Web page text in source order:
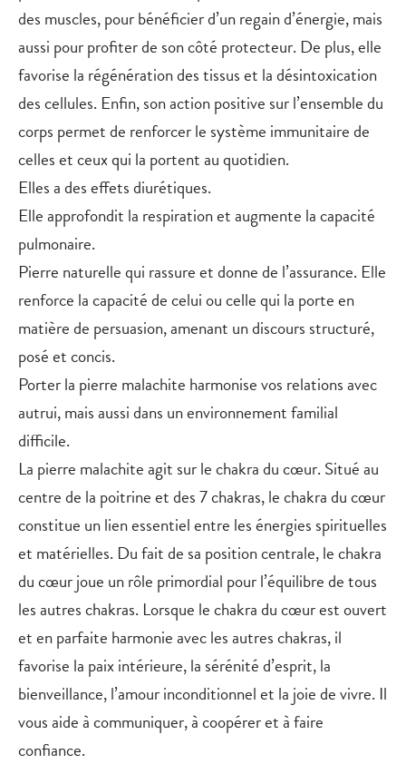
des muscles, pour bénéficier d’un regain d’énergie, mais
aussi pour profiter de son côté protecteur. De plus, elle
favorise la régénération des tissus et la désintoxication
des cellules. Enfin, son action positive sur l’ensemble du
corps permet de renforcer le système immunitaire de
celles et ceux qui la portent au quotidien.
Elles a des effets diurétiques.
Elle approfondit la respiration et augmente la capacité
pulmonaire.
Pierre naturelle qui rassure et donne de l’assurance. Elle
renforce la capacité de celui ou celle qui la porte en
matière de persuasion, amenant un discours structuré,
posé et concis.
Porter la pierre malachite harmonise vos relations avec
autrui, mais aussi dans un environnement familial
difficile.
La pierre malachite agit sur le chakra du cœur. Situé au
centre de la poitrine et des 7 chakras, le chakra du cœur
constitue un lien essentiel entre les énergies spirituelles
et matérielles. Du fait de sa position centrale, le chakra
du cœur joue un rôle primordial pour l’équilibre de tous
les autres chakras. Lorsque le chakra du cœur est ouvert
et en parfaite harmonie avec les autres chakras, il
favorise la paix intérieure, la sérénité d’esprit, la
bienveillance, l’amour inconditionnel et la joie de vivre. Il
vous aide à communiquer, à coopérer et à faire
confiance.